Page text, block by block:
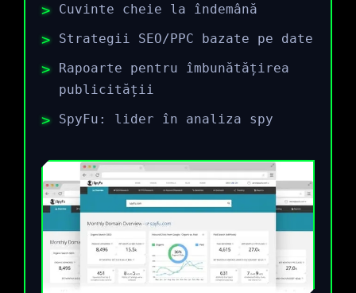
Cuvinte cheie la îndemână
Strategii SEO/PPC bazate pe date
Rapoarte pentru îmbunătățirea
publicității
SpyFu: lider în analiza spy